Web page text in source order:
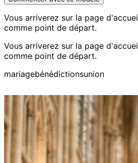
Vous arriverez sur la page
comme point de départ.
Vous arriverez sur la page
comme point de départ.
mariagebénédictionsunion